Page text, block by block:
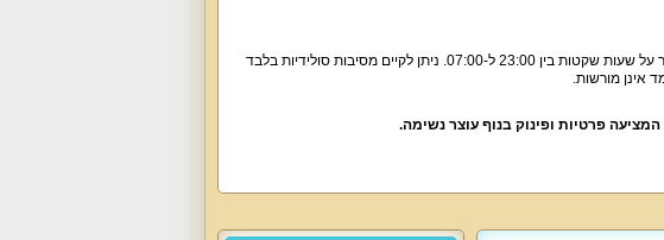
האירוח מתאים למבוגרים מגיל 21 בלבד. יש להימנע ממסיבות רועשות ולשמור על שעות שקטות בין 23:00 ל-07:00. ניתן לקיים מסיבות סולידיות בלבד
פרטיות ופינוק בנוף עוצר נשימה.